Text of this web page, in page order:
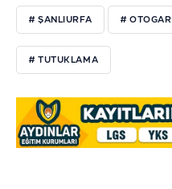
# ŞANLIURFA # OTOGAR
# TUTUKLAMA